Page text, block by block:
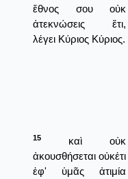
ἔθνος σου οὐκ
ἀτεκνώσεις ἔτι,
λέγει Κύριος Κύριος.
15
καὶ οὐκ
ἀκουσθήσεται οὐκέτι
ἐφ' ὑμᾶς ἀτιμία